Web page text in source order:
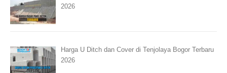
2026
Harga U Ditch dan Cover di Tenjolaya Bogor Terbaru
2026